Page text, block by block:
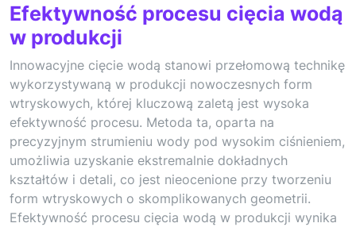
Efektywność procesu cięcia wodą
w produkcji
Innowacyjne cięcie wodą stanowi przełomową technikę
wykorzystywaną w produkcji nowoczesnych form
wtryskowych, której kluczową zaletą jest wysoka
efektywność procesu. Metoda ta, oparta na
precyzyjnym strumieniu wody pod wysokim ciśnieniem,
umożliwia uzyskanie ekstremalnie dokładnych
kształtów i detali, co jest nieocenione przy tworzeniu
form wtryskowych o skomplikowanych geometrii.
Efektywność procesu cięcia wodą w produkcji wynika